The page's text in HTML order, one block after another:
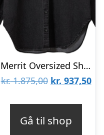
Merrit Oversized Shirt
kr.1.875,00 Den
var:
kr. 937,50
Gå til shop